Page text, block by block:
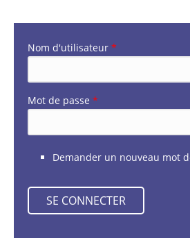
Nom d'utilisateur *
Mot de passe *
Demander un nouveau mot